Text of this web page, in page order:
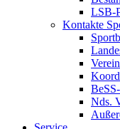
LSB-
Kontakte
Nds.